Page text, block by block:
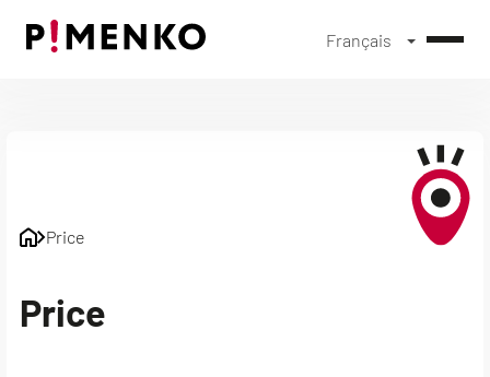
Français
Price
Price